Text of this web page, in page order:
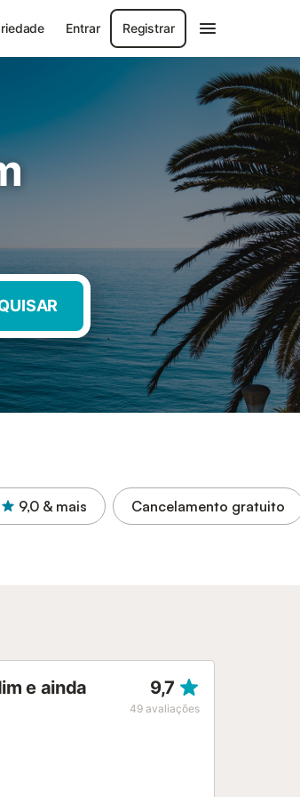
Entrar Registrar
9,0 & mais Cancelamento gratuito
e ainda
9,7
49 avaliações